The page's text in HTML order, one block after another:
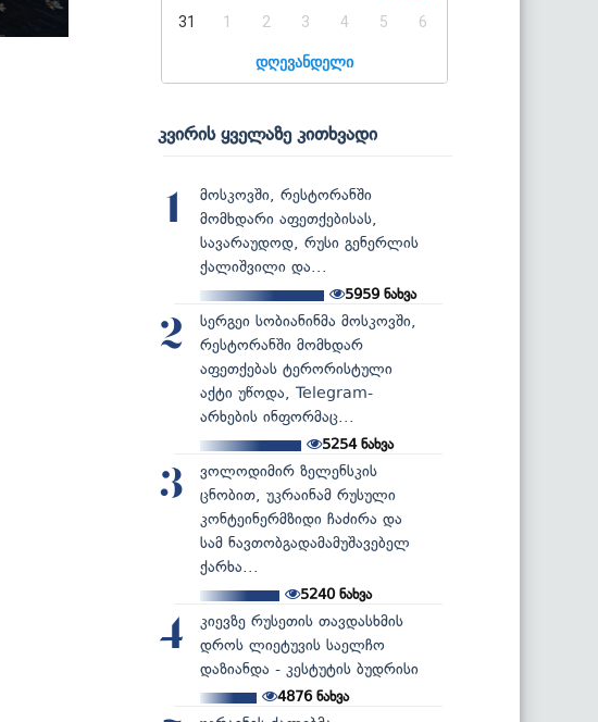
31
1 2 3 4 5 6
დღევანდელი
კვირის ყველაზე კითხვადი
1
მოსკოვში, რესტორანში
მომხდარი აფეთქებისას,
სავარაუდოდ, რუსი გენერლის
ქალიშვილი და...
5959 ნახვა
2
სერგეი სობიანინმა მოსკოვში,
რესტორანში მომხდარ
აფეთქებას ტერორისტული
აქტი უწოდა, Telegram-
არხების ინფორმაც...
5254ნახვა
3
ვოლოდიმირ ზელენსკის
ცნობით, უკრაინამ რუსული
კონტეინერმზიდი ჩაძირა და
სამ ნავთობგადამამუშავებელ
ქარხა...
5240ნახვა
4
კიევზე რუსეთის თავდასხმის
დროს ლიეტუვის საელჩო
დაზიანდა - კესტუტის ბუდრისი
4876ნახვა